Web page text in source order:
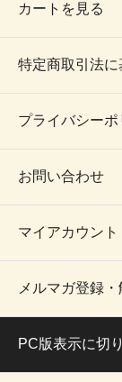
カートを見る
特定商取引法
プライバシーポ
お問い合わせ
マイアカウント
メルマガ登録・
PC版表示に切